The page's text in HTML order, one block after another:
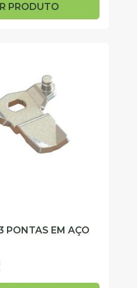
PRODUTO
PONTAS EM AÇO